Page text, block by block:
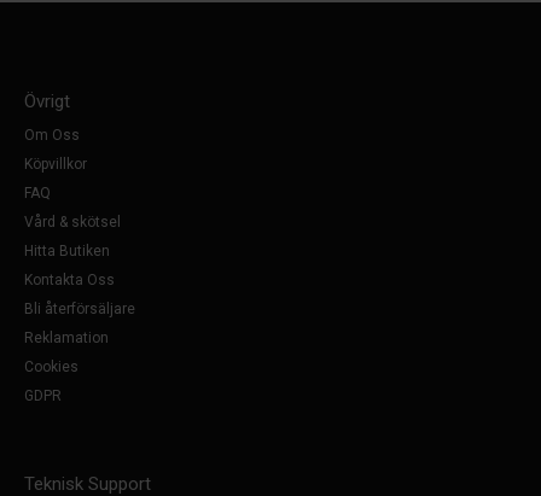
Övrigt
Om Oss
Köpvillkor
FAQ
Vård & skötsel
Hitta Butiken
Kontakta Oss
Bli återförsäljare
Reklamation
Cookies
GDPR
Teknisk Support